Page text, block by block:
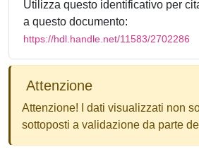
Utilizza questo identificativo per
a questo documento:
https://hdl.handle.net/11583/2702286
Attenzione
Attenzione! I dati visualizzati non
sottoposti a validazione da parte